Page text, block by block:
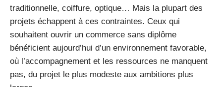
traditionnelle, coiffure, optique… Mais la plupart des
projets échappent à ces contraintes. Ceux qui
souhaitent ouvrir un commerce sans diplôme
bénéficient aujourd’hui d’un environnement favorable,
où l’accompagnement et les ressources ne manquent
pas, du projet le plus modeste aux ambitions plus